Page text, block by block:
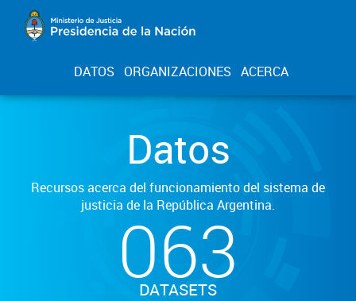
DATOS ORGANIZACIONES ACERCA
Datos
Recursos acerca del funcionamiento del sistema de
justicia de la República Argentina.
063
DATASETS